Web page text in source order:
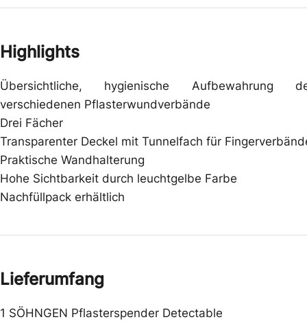
Highlights
Übersichtliche, hygienische Aufbewahrung
verschiedenen Pflasterwundverbände
Drei Fächer
Transparenter Deckel mit Tunnelfach für
Praktische Wandhalterung
Hohe Sichtbarkeit durch leuchtgelbe Farbe
Nachfüllpack erhältlich
Lieferumfang
1 SÖHNGEN Pflasterspender Detectable